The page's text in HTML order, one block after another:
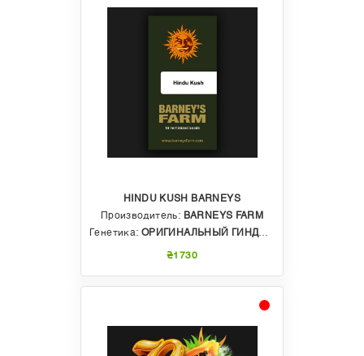
HINDU KUSH BARNEYS
Производитель: BARNEYS FARM
Генетика: ОРИГИНАЛЬНЫЙ ГИНДУКУШ
₴1730